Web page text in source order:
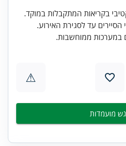
במערכות ממוחשבות.
⚠
מועמדות